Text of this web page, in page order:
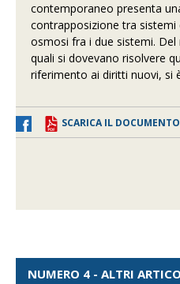
contemporaneo presenta
contrapposizione tra sistemi
osmosi fra i due sistemi. Del
quali si dovevano risolvere
riferimento ai diritti nuovi, si
SCARICA IL
NUMERO 4 - ALTRI